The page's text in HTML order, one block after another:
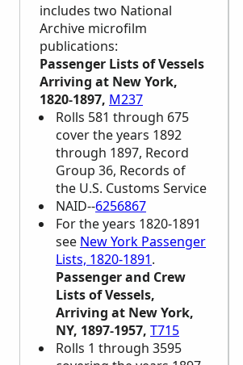
includes two National
Archive microfilm
publications:
Passenger Lists of Vessels
Arriving at New York,
1820-1897, M237
Rolls 581 through 675
cover the years 1892
through 1897, Record
Group 36, Records of
the U.S. Customs Service
NAID--6256867
For the years 1820-1891
see New York Passenger
Lists, 1820-1891.
Passenger and Crew
Lists of Vessels,
Arriving at New York,
NY, 1897-1957, T715
Rolls 1 through 3595